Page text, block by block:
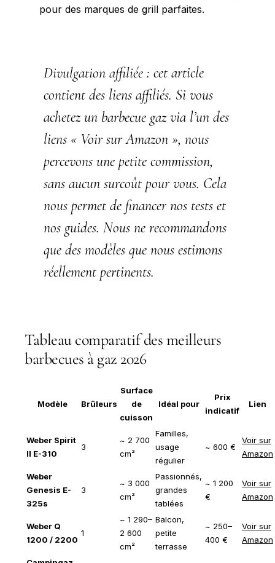
pour des marques de grill parfaites.
Divulgation affiliée : cet article
contient des liens affiliés. Si vous
achetez un barbecue gazvia l’un des
liens « Voir sur Amazon », nous
percevons une petite commission,
sans aucun surcoût pour vous. Cela
nous permet de financer nos tests et
nos guides. Nous ne recommandons
que des modèles que nous estimons
réellement pertinents.
Tableau comparatif des meilleurs
barbecues à gaz 2026
Modèle Brûleurs
Surface
de
cuisson
Idéal pour
Prix
indicatif
Lien
Weber Spirit
II E-310
3
~ 2 700
cm²
Familles,
usage
régulier
~ 600 €
Voir sur
Amazon
Weber
Genesis E-
325s
3
~ 3 000
cm²
Passionnés,
grandes
tablées
~ 1 200
€
Voir sur
Amazon
Weber Q
1200 / 2200
1
~ 1 290–
2 600
cm²
Balcon,
petite
terrasse
~ 250–
400 €
Voir sur
Amazon